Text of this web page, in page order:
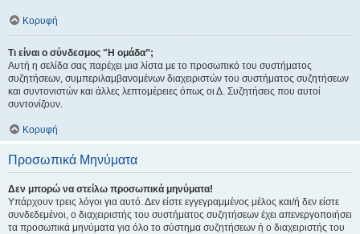
Κορυφή
Τι είναι ο σύνδεσμος "Η ομάδα”;
Αυτή η σελίδα σας παρέχει μια λίστα με το προσωπικό του συστήματος
συζητήσεων, συμπεριλαμβανομένων διαχειριστών του συστήματος συζητήσεων
και συντονιστών και άλλες λεπτομέρειες όπως οι Δ. Συζητήσεις που αυτοί
συντονίζουν.
Κορυφή
Προσωπικά Μηνύματα
Δεν μπορώ να στείλω προσωπικά μηνύματα!
Υπάρχουν τρεις λόγοι για αυτό. Δεν είστε εγγεγραμμένος μέλος και/ή δεν είστε
συνδεδεμένοι, ο διαχειριστής του συστήματος συζητήσεων έχει απενεργοποιήσει
τα προσωπικά μηνύματα για όλο το σύστημα συζητήσεων ή ο διαχειριστής του